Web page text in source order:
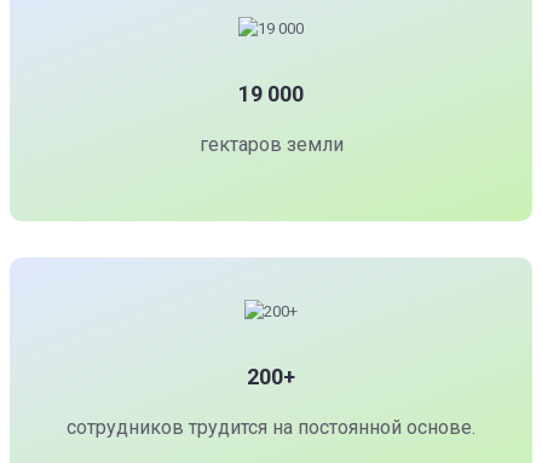
19 000
гектаров земли
200+
сотрудников трудится на постоянной основе.